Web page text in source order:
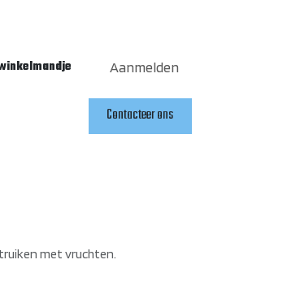
Aanmelden
Contacteer ons
met vruchten.